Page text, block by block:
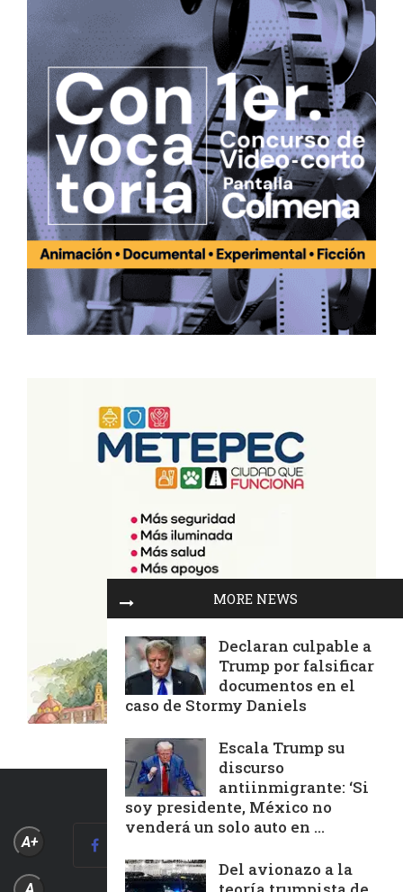
MORE NEWS
Declaran culpable a
Trump por falsificar
documentos en el
caso de Stormy Daniels
Escala Trump su
discurso
antiinmigrante: ‘Si
soy presidente, México no
venderá un solo auto en ...
Del avionazo a la
A+